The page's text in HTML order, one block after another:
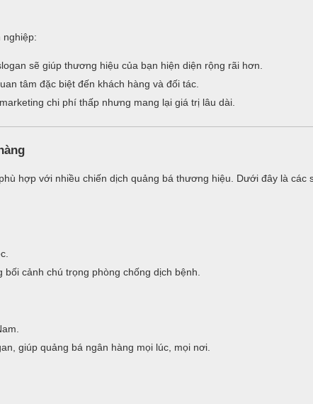
nghiệp:
sẽ giúp thương hiệu của bạn hiện diện rộng rãi hơn.
tâm đặc biệt đến khách hàng và đối tác.
chi phí thấp nhưng mang lại giá trị lâu dài.
phù hợp với nhiều chiến dịch quảng bá thương hiệu. Dưới đây là các
cảnh chú trọng phòng chống dịch bệnh.
giúp quảng bá ngân hàng mọi lúc, mọi nơi.